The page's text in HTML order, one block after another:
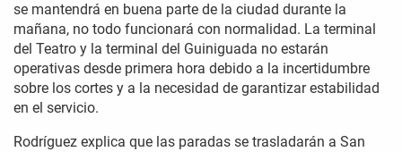
se mantendrá en buena parte de la ciudad durante la
mañana, no todo funcionará con normalidad. La terminal
del Teatro y la terminal del Guiniguada no estarán
operativas desde primera hora debido a la incertidumbre
sobre los cortes y a la necesidad de garantizar estabilidad
en el servicio.
Rodríguez explica que las paradas se trasladarán a San